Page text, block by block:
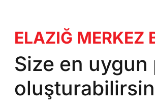
ELAZIĞ
Size en